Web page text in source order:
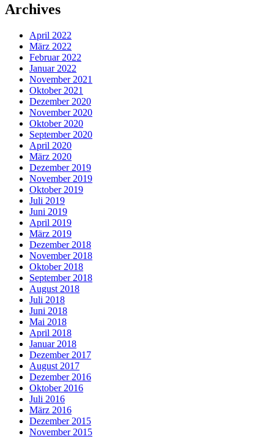
Archives
April 2022
März 2022
Februar 2022
Januar 2022
November 2021
Oktober 2021
Dezember 2020
November 2020
Oktober 2020
September 2020
April 2020
März 2020
Dezember 2019
November 2019
Oktober 2019
Juli 2019
Juni 2019
April 2019
März 2019
Dezember 2018
November 2018
Oktober 2018
September 2018
August 2018
Juli 2018
Juni 2018
Mai 2018
April 2018
Januar 2018
Dezember 2017
August 2017
Dezember 2016
Oktober 2016
Juli 2016
März 2016
Dezember 2015
November 2015